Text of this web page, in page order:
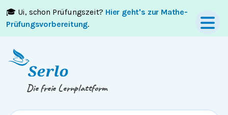
🎓 Ui, schon Prüfungszeit? Hier geht's zur Mathe-
Prüfungsvorbereitung.
Springe zumInhaltoderFooter
Die freie Lernplattform